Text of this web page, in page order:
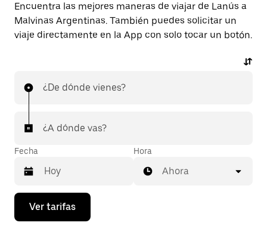
Encuentra las mejores maneras de viajar de Lanús a
Malvinas Argentinas. También puedes solicitar un
viaje directamente en la App con solo tocar un botón.
¿De dónde vienes?
¿A dónde vas?
Fecha
Presiona
flecha
Hora
Ahora
Ver tarifas